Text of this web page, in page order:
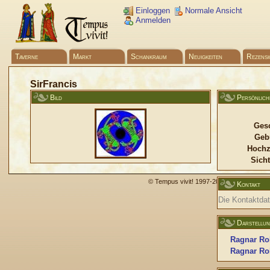
Einloggen
Anmelden
Normale Ansicht
Taverne Markt Schankraum Neuigkeiten
SirFrancis
Bild
Kontakt
Die
Ragnar
Ragnar
© Tempus vivit! 1997-2009 -Impressum